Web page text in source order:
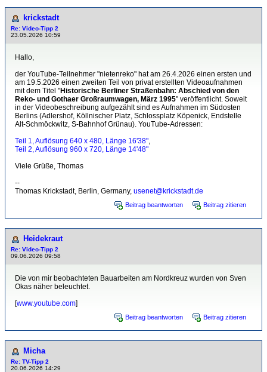
krickstadt
Re: Video-Tipp 2
23.05.2026 10:59
Hallo,
der YouTube-Teilnehmer "nietenreko" hat am 26.4.2026 einen ersten und
am 19.5.2026 einen zweiten Teil von privat erstellten Videoaufnahmen
mit dem Titel "Historische Berliner Straßenbahn: Abschied von den
Reko- und Gothaer Großraumwagen, März 1995" veröffentlicht. Soweit
in der Videobeschreibung aufgezählt sind es Aufnahmen im Südosten
Berlins (Adlershof, Köllnischer Platz, Schlossplatz Köpenick, Endstelle
Alt-Schmöckwitz, S-Bahnhof Grünau). YouTube-Adressen:
Teil 1, Auflösung 640 x 480, Länge 16'38",
Teil 2, Auflösung 960 x 720, Länge 14'48"
Viele Grüße, Thomas
--
Thomas Krickstadt, Berlin, Germany, usenet@krickstadt.de
Beitrag beantworten Beitrag zitieren
Heidekraut
Re: Video-Tipp 2
09.06.2026 09:58
Die von mir beobachteten Bauarbeiten am Nordkreuz wurden von Sven
Okas näher beleuchtet.
[www.youtube.com]
Beitrag beantworten Beitrag zitieren
Micha
Re: TV-Tipp 2
20.06.2026 14:29